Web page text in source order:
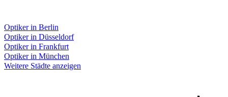
Optiker in Berlin
Optiker in Düsseldorf
Optiker in Frankfurt
Optiker in München
Weitere Städte anzeigen